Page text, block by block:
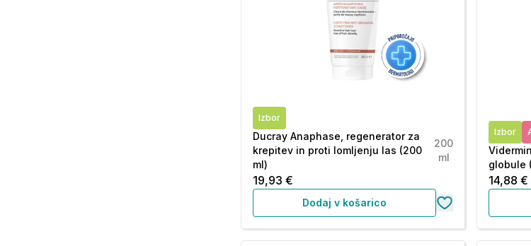
Izbor
Ducray Anaphase, regenerator za
krepitev in proti lomljenju las (200
ml)
200
ml
19,93 €
Dodaj v košarico
Izbor
globule
14,88 €